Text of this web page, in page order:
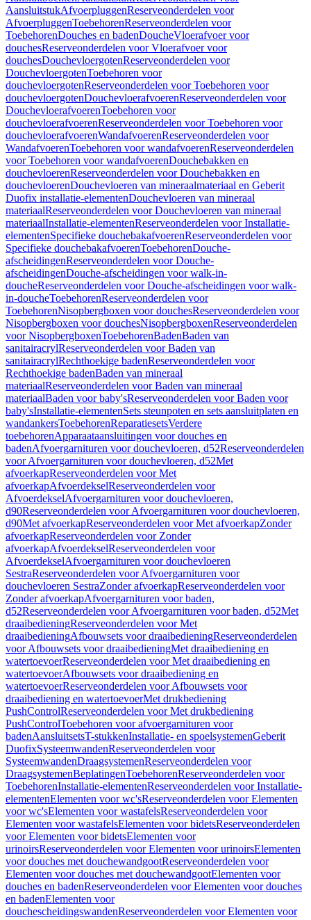
AansluitstukAfvoerpluggenReserveonderdelen voor
AfvoerpluggenToebehorenReserveonderdelen voor
ToebehorenDouches en badenDoucheVloerafvoer voor
douchesReserveonderdelen voor Vloerafvoer voor
douchesDouchevloergotenReserveonderdelen voor
DouchevloergotenToebehoren voor
douchevloergotenReserveonderdelen voor Toebehoren voor
douchevloergotenDouchevloerafvoerenReserveonderdelen voor
DouchevloerafvoerenToebehoren voor
douchevloerafvoerenReserveonderdelen voor Toebehoren voor
douchevloerafvoerenWandafvoerenReserveonderdelen voor
WandafvoerenToebehoren voor wandafvoerenReserveonderdelen
voor Toebehoren voor wandafvoerenDouchebakken en
douchevloerenReserveonderdelen voor Douchebakken en
douchevloerenDouchevloeren van mineraalmateriaal en Geberit
Duofix installatie-elementenDouchevloeren van mineraal
materiaalReserveonderdelen voor Douchevloeren van mineraal
materiaalInstallatie-elementenReserveonderdelen voor Installatie-
elementenSpecifieke douchebakafvoerenReserveonderdelen voor
Specifieke douchebakafvoerenToebehorenDouche-
afscheidingenReserveonderdelen voor Douche-
afscheidingenDouche-afscheidingen voor walk-in-
doucheReserveonderdelen voor Douche-afscheidingen voor walk-
in-doucheToebehorenReserveonderdelen voor
ToebehorenNisopbergboxen voor douchesReserveonderdelen voor
Nisopbergboxen voor douchesNisopbergboxenReserveonderdelen
voor NisopbergboxenToebehorenBadenBaden van
sanitairacrylReserveonderdelen voor Baden van
sanitairacrylRechthoekige badenReserveonderdelen voor
Rechthoekige badenBaden van mineraal
materiaalReserveonderdelen voor Baden van mineraal
materiaalBaden voor baby'sReserveonderdelen voor Baden voor
baby'sInstallatie-elementenSets steunpoten en sets aansluitplaten en
wandankersToebehorenReparatiesetsVerdere
toebehorenApparaataansluitingen voor douches en
badenAfvoergarnituren voor douchevloeren, d52Reserveonderdelen
voor Afvoergarnituren voor douchevloeren, d52Met
afvoerkapReserveonderdelen voor Met
afvoerkapAfvoerdekselReserveonderdelen voor
AfvoerdekselAfvoergarnituren voor douchevloeren,
d90Reserveonderdelen voor Afvoergarnituren voor douchevloeren,
d90Met afvoerkapReserveonderdelen voor Met afvoerkapZonder
afvoerkapReserveonderdelen voor Zonder
afvoerkapAfvoerdekselReserveonderdelen voor
AfvoerdekselAfvoergarnituren voor douchevloeren
SestraReserveonderdelen voor Afvoergarnituren voor
douchevloeren SestraZonder afvoerkapReserveonderdelen voor
Zonder afvoerkapAfvoergarnituren voor baden,
d52Reserveonderdelen voor Afvoergarnituren voor baden, d52Met
draaibedieningReserveonderdelen voor Met
draaibedieningAfbouwsets voor draaibedieningReserveonderdelen
voor Afbouwsets voor draaibedieningMet draaibediening en
watertoevoerReserveonderdelen voor Met draaibediening en
watertoevoerAfbouwsets voor draaibediening en
watertoevoerReserveonderdelen voor Afbouwsets voor
draaibediening en watertoevoerMet drukbediening
PushControlReserveonderdelen voor Met drukbediening
PushControlToebehoren voor afvoergarnituren voor
badenAansluitsetsT-stukkenInstallatie- en spoelsystemenGeberit
DuofixSysteemwandenReserveonderdelen voor
SysteemwandenDraagsystemenReserveonderdelen voor
DraagsystemenBeplatingenToebehorenReserveonderdelen voor
ToebehorenInstallatie-elementenReserveonderdelen voor Installatie-
elementenElementen voor wc'sReserveonderdelen voor Elementen
voor wc'sElementen voor wastafelsReserveonderdelen voor
Elementen voor wastafelsElementen voor bidetsReserveonderdelen
voor Elementen voor bidetsElementen voor
urinoirsReserveonderdelen voor Elementen voor urinoirsElementen
voor douches met douchewandgootReserveonderdelen voor
Elementen voor douches met douchewandgootElementen voor
douches en badenReserveonderdelen voor Elementen voor douches
en badenElementen voor
douchescheidingswandenReserveonderdelen voor Elementen voor